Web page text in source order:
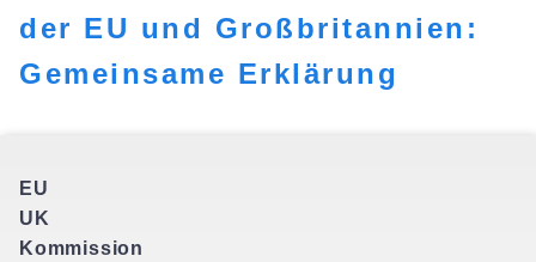
der EU und Großbritannien:
Gemeinsame Erklärung
EU
UK
Kommission